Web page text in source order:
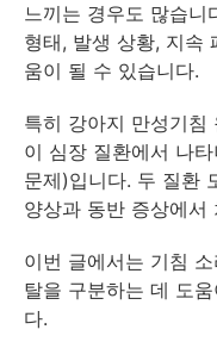
느끼는 경우도 많습니
형태, 발생 상황, 지속
움이 될 수 있습니다.
특히 강아지 만성기침
이 심장 질환에서 나
문제)입니다. 두 질환
양상과 동반 증상에서
이번 글에서는 기침
탈을 구분하는 데 도
다.